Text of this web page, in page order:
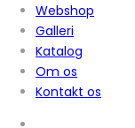
Webshop
Galleri
Katalog
Om os
Kontakt os